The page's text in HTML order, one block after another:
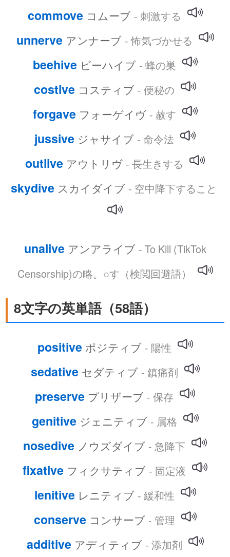
commove コムーブ - 刺激する
unnerve アンナーブ - 怖気づかせる
beehive ビーハイブ - 蜂の巣
costive コスティブ - 便秘の
forgave フォーゲイヴ - 赦す
jussive ジャサイブ - 命令法
outlive アウトリヴ - 長生きする
skydive スカイダイブ - 空中降下すること
unalive アンアライブ - To Kill (TikTok
Censorship)の略。○す（検閲回避語）
8文字の英単語（58語）
positive ポジティブ - 陽性
sedative セダティブ - 鎮痛剤
preserve プリザーブ - 保存
genitive ジェニティブ - 属格
nosedive ノウズダイブ - 急降下
fixative フィクサティブ - 固定液
lenitive レニティブ - 緩和性
conserve コンサーブ - 管理
additive アディティブ - 添加剤